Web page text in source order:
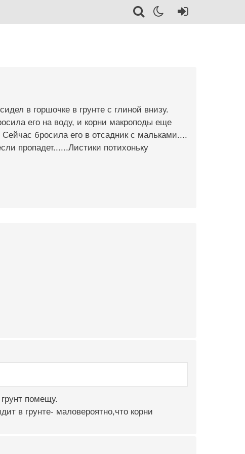
в горшочке в грунте с глиной внизу.
его на воду, и корни макроподы еще
бросила его в отсадник с мальками....
пропадет......Листики потихоньку
помещу.
в грунте- маловероятно,что корни